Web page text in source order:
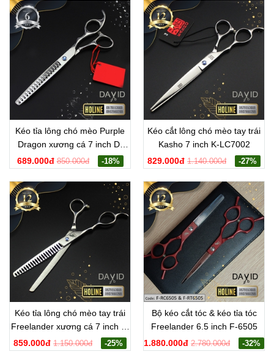
Kéo tỉa lông chó mèo Purple
Dragon xương cá 7 inch D-
RX7003
689.000đ 850.000đ -18%
Kéo cắt lông chó mèo tay trái
Kasho 7 inch K-LC7002
829.000đ 1.140.000đ -27%
Kéo tỉa lông chó mèo tay trái
Freelander xương cá 7 inch F-
LX7001
859.000đ 1.150.000đ -25%
Bộ kéo cắt tóc & kéo tỉa tóc
Freelander 6.5 inch F-6505
1.880.000đ 2.780.000đ -32%